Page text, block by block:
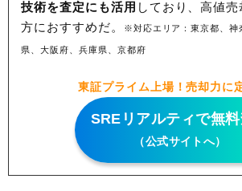
技術を査定にも活用 しており、高値
方におすすめだ。
※対応エリア：東京都、神
県、大阪府、兵庫県、京都府
東証プライム上場！売却力に
SREリアルティで無
（公式サイトへ）